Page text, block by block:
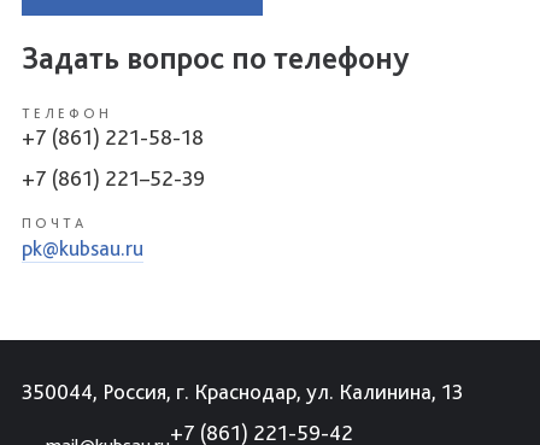
Задать вопрос по телефону
ТЕЛЕФОН
+7 (861) 221-58-18
+7 (861) 221–52-39
ПОЧТА
pk@kubsau.ru
350044, Россия, г. Краснодар, ул. Калинина, 13
+7 (861) 221-59-42